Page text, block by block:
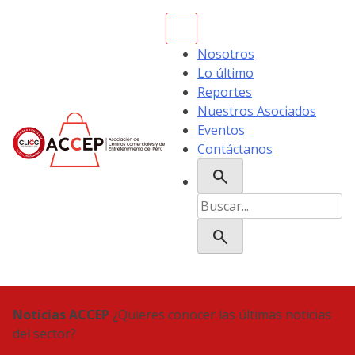
Nosotros
Lo último
Reportes
Nuestros Asociados
Eventos
Contáctanos
search
Buscar:
search
Noticias ACCEP ¿Quieres conocer las últimas noticias
del sector?